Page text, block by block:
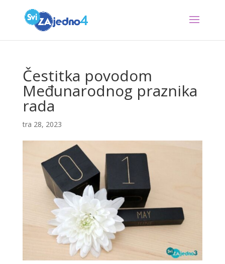
Čestitka povodom
Međunarodnog praznika
rada
tra 28, 2023